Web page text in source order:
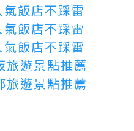
氣飯店不踩雷
氣飯店不踩雷
氣飯店不踩雷
旅遊景點推薦
旅遊景點推薦